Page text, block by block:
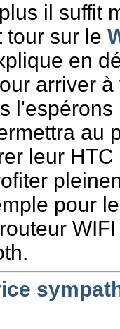
il suffit
tour sur le
en
arriver à
l'espérons
au
leur HTC
pour le